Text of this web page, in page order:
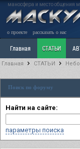
маносфера и место общения
о проекте рассказать о нас
Главная СТАТЬИ
Ветка: Расстаюсь или
РАЗДЕЛ: Разное
Главная СТАТЬИ
Поиск по форуму
Найти на сайте:
параметры поиска